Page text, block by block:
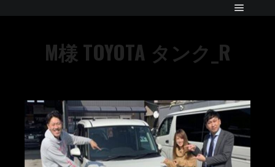
M様 TOYOTA タンク_R